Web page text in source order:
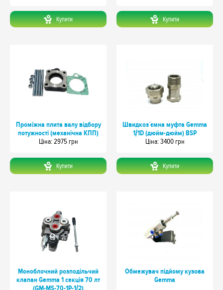
Купити Купити
Проміжна плита валу відбору
потужності (механічна КПП)
Цiна: 2975 грн
Купити
Швидкоз`ємна муфта Gemma
1/1D (дюйм-дюйм) BSP
Цiна: 3400 грн
Купити
Моноблочний розподільчий
клапан Gemma 1 секція 70 лт
Обмежувач підйому кузова
Gemma